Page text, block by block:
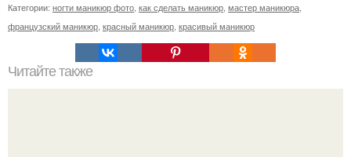
Категории: ногти маникюр фото как сделать маникюр мастер маникюра
французский маникюр красный маникюр красивый маникюр
Читайте также